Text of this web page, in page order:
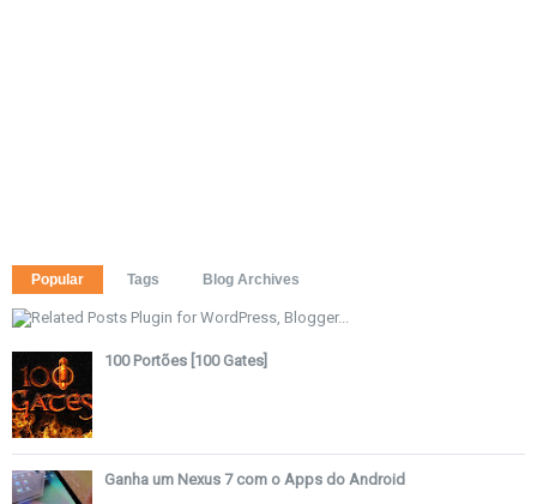
Popular Tags Blog Archives
100 Portões [100 Gates]
Ganha um Nexus 7 com o Apps do Android